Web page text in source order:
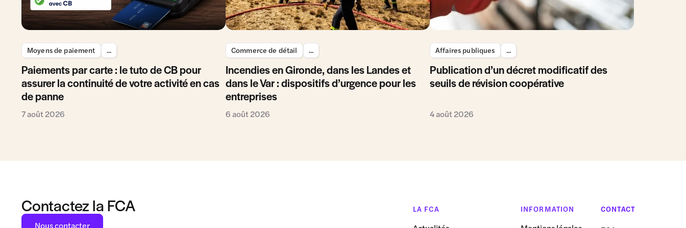
Moyens de paiement ...
Paiements par carte : le tuto de CB pour
assurer la continuité de votre activité en cas
de panne
7 août 2026
Commerce de détail ...
Incendies en Gironde, dans les Landes et
dans le Var : dispositifs d’urgence pour les
entreprises
6 août 2026
Affaires publiques ...
Publication d’un décret modificatif des
seuils de révision coopérative
4 août 2026
Contactez la FCA
Nous contacter
LA FCA INFORMATION CONTACT